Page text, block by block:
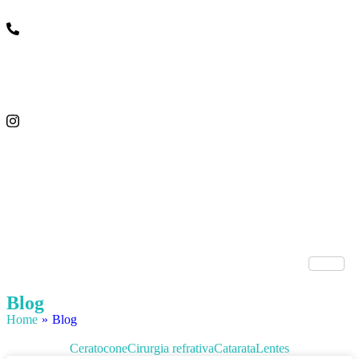
Blog
Home » Blog
CeratoconeCirurgia refrativaCatarataLentes